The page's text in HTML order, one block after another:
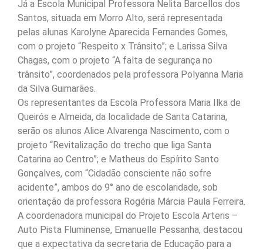
Já a Escola Municipal Professora Nelita Barcellos dos
Santos, situada em Morro Alto, será representada
pelas alunas Karolyne Aparecida Fernandes Gomes,
com o projeto “Respeito x Trânsito”; e Larissa Silva
Chagas, com o projeto “A falta de segurança no
trânsito”, coordenados pela professora Polyanna Maria
da Silva Guimarães.
Os representantes da Escola Professora Maria Ilka de
Queirós e Almeida, da localidade de Santa Catarina,
serão os alunos Alice Alvarenga Nascimento, com o
projeto “Revitalização do trecho que liga Santa
Catarina ao Centro”; e Matheus do Espírito Santo
Gonçalves, com “Cidadão consciente não sofre
acidente”, ambos do 9° ano de escolaridade, sob
orientação da professora Rogéria Márcia Paula Ferreira.
A coordenadora municipal do Projeto Escola Arteris –
Auto Pista Fluminense, Emanuelle Pessanha, destacou
que a expectativa da secretaria de Educação para a